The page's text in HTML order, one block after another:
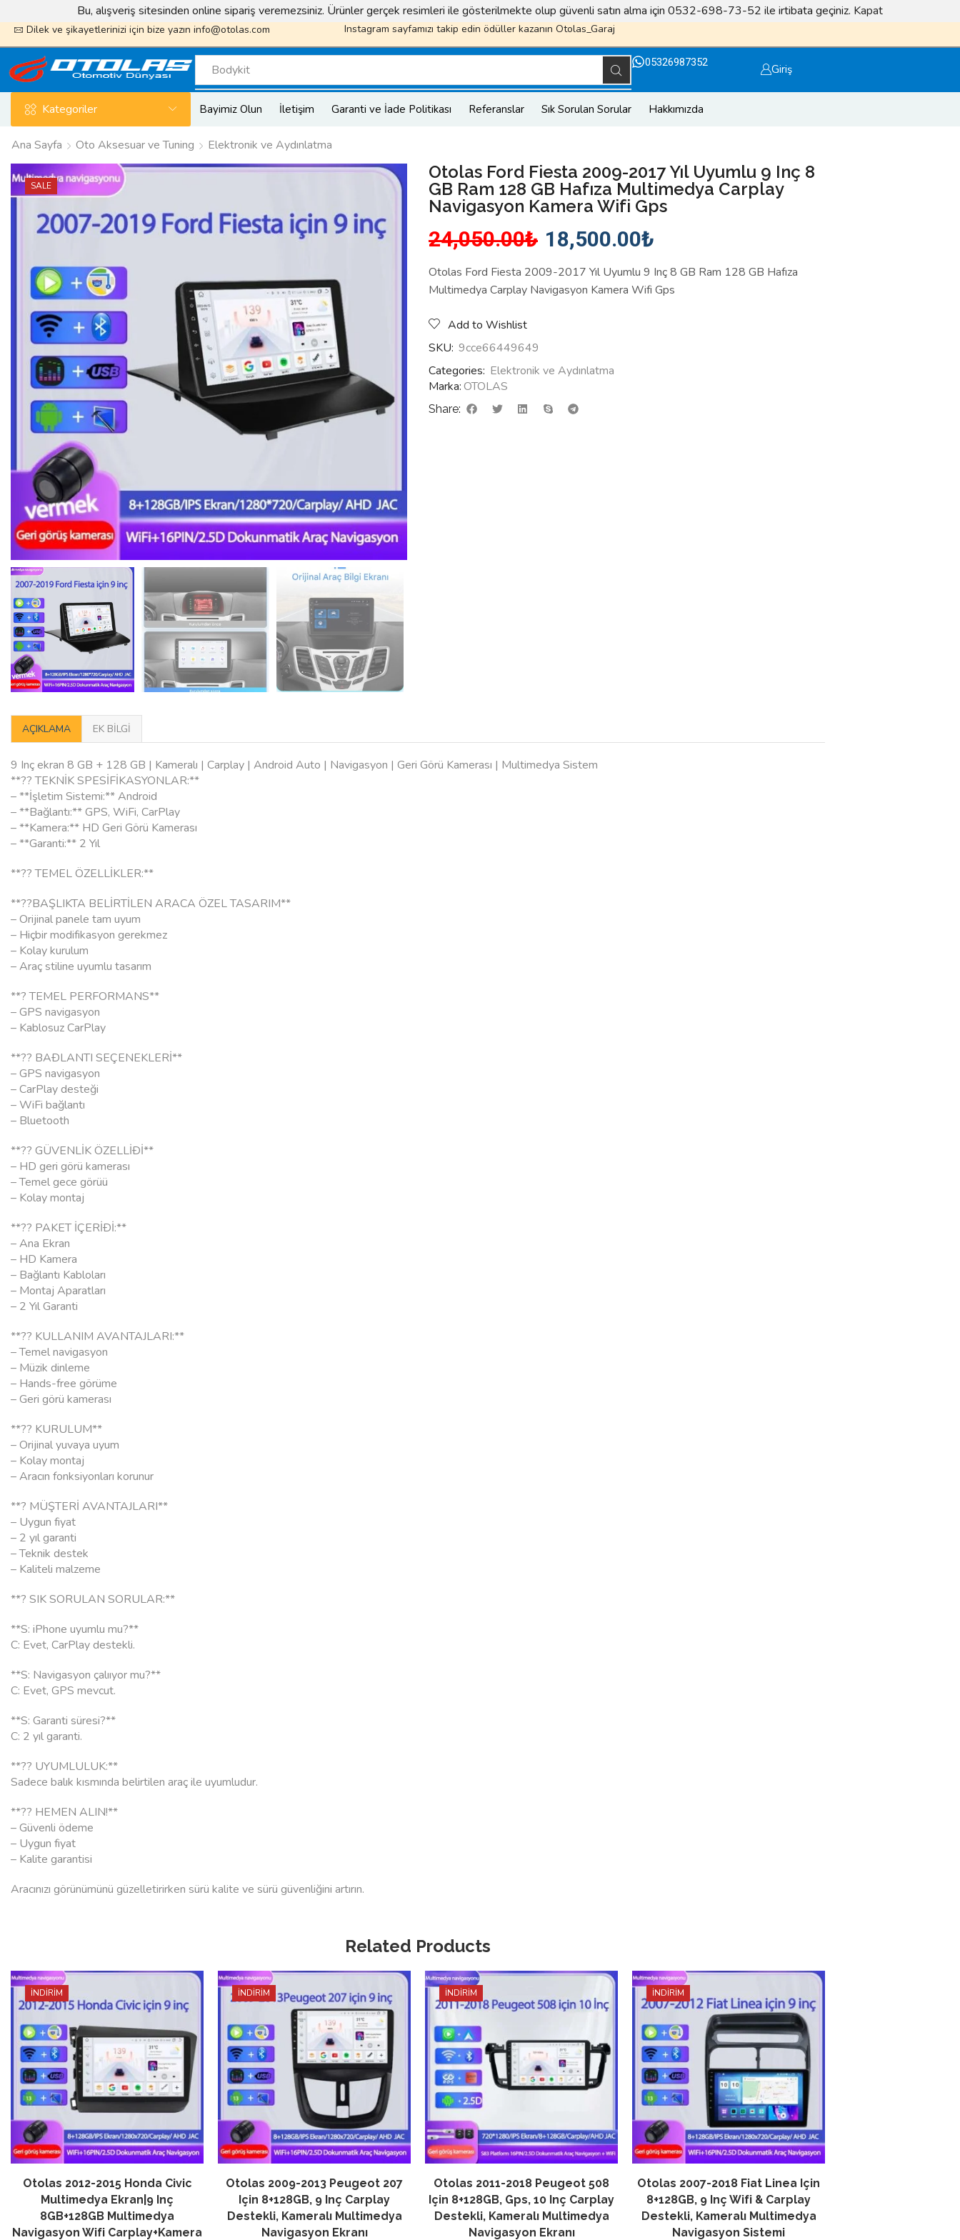
Bu, alışveriş sitesinden online sipariş veremezsiniz. Ürünler gerçek resimleri ile gösterilmekte olup güvenli satın alma için 0532-698-73-52 ile irtibata geçiniz. Kapat
Dilek ve şikayetlerinizi için bize yazın info@otolas.com
sayfamızı takip edin ödüller kazanınOtolas_Garaj Instagram sayfamızı takip edin ödüller kazanınOtolas_Garaj
Bodykit
05326987352 Giriş
Kategoriler Bayimiz Olun İletişim Garanti ve İade Politikası Referanslar Sık Sorulan Sorular Hakkımızda
Ana Sayfa Oto Aksesuar ve Tuning Elektronik ve Aydınlatma
SALE
Otolas Ford Fiesta 2009-2017 Yıl Uyumlu 9 Inç 8
GB Ram 128 GB Hafıza Multimedya Carplay
Navigasyon Kamera Wifi Gps
24,050.00₺ 18,500.00₺
Otolas Ford Fiesta 2009-2017 Yıl Uyumlu 9 Inç 8 GB Ram 128 GB Hafıza
Multimedya Carplay Navigasyon Kamera Wifi Gps
Add to Wishlist
SKU: 9cce66449649
Categories: Elektronik ve Aydınlatma
Marka:OTOLAS
Share:
AÇIKLAMA EK BILGI
9 Inç ekran 8 GB + 128 GB | Kameralı | Carplay | Android Auto | Navigasyon | Geri Görü Kamerası | Multimedya Sistem
**?? TEKNİK SPESİFİKASYONLAR:**
– **İşletim Sistemi:** Android
– **Bağlantı:** GPS, WiFi, CarPlay
– **Kamera:** HD Geri Görü Kamerası
– **Garanti:** 2 Yıl
**?? TEMEL ÖZELLİKLER:**
**??BAŞLIKTA BELİRTİLEN ARACA ÖZEL TASARIM**
– Orijinal panele tam uyum
– Hiçbir modifikasyon gerekmez
– Kolay kurulum
– Araç stiline uyumlu tasarım
**? TEMEL PERFORMANS**
– GPS navigasyon
– Kablosuz CarPlay
**?? BAÐLANTI SEÇENEKLERİ**
– GPS navigasyon
– CarPlay desteği
– WiFi bağlantı
– Bluetooth
**?? GÜVENLİK ÖZELLİÐİ**
– HD geri görü kamerası
– Temel gece görüü
– Kolay montaj
**?? PAKET İÇERİÐİ:**
– Ana Ekran
– HD Kamera
– Bağlantı Kabloları
– Montaj Aparatları
– 2 Yıl Garanti
**?? KULLANIM AVANTAJLARI:**
– Temel navigasyon
– Müzik dinleme
– Hands-free görüme
– Geri görü kamerası
**?? KURULUM**
– Orijinal yuvaya uyum
– Kolay montaj
– Aracın fonksiyonları korunur
**? MÜŞTERİ AVANTAJLARI**
– Uygun fiyat
– 2 yıl garanti
– Teknik destek
– Kaliteli malzeme
**? SIK SORULAN SORULAR:**
**S: iPhone uyumlu mu?**
C: Evet, CarPlay destekli.
**S: Navigasyon çalııyor mu?**
C: Evet, GPS mevcut.
**S: Garanti süresi?**
C: 2 yıl garanti.
**?? UYUMLULUK:**
Sadece balık kısmında belirtilen araç ile uyumludur.
**?? HEMEN ALIN!**
– Güvenli ödeme
– Uygun fiyat
– Kalite garantisi
Aracınızı görünümünü güzelletirirken sürü kalite ve sürü güvenliğini artırın.
Related Products
İNDİRİM
Otolas 2012-2015 Honda Civic
Multimedya Ekran|9 Inç
8GB+128GB Multimedya
Navigasyon Wifi Carplay+Kamera
İNDİRİM
Otolas 2009-2013 Peugeot 207
Için 8+128GB, 9 Inç Carplay
Destekli, Kameralı Multimedya
Navigasyon Ekranı
İNDİRİM
Otolas 2011-2018 Peugeot 508
Için 8+128GB, Gps, 10 Inç Carplay
Destekli, Kameralı Multimedya
Navigasyon Ekranı
İNDİRİM
Otolas 2007-2018 Fiat Linea Için
8+128GB, 9 Inç Wifi & Carplay
Destekli, Kameralı Multimedya
Navigasyon Sistemi